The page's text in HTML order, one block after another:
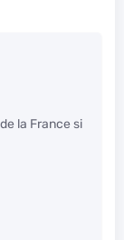
la France si